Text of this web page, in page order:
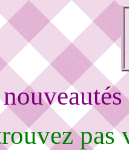
pas